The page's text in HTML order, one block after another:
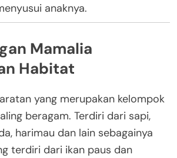
anaknya.
Mamalia
Habitat
yang merupakan kelompok
beragam. Terdiri dari sapi,
harimau dan lain sebagainya
terdiri dari ikan paus dan